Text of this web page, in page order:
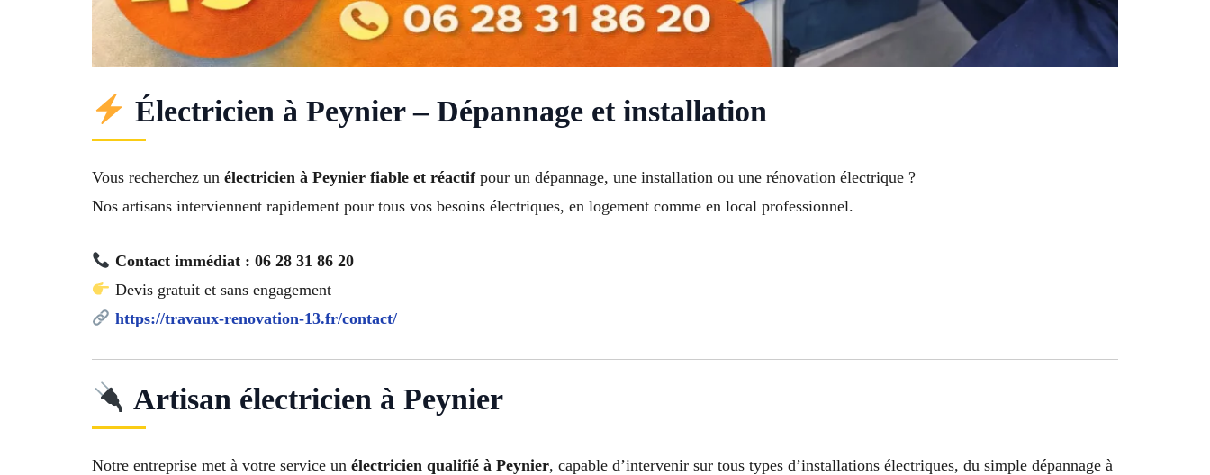
Électricien à Peynier – Dépannage et installation
Vous recherchez un électricien à Peynier fiable et réactifpour un dépannage, une installation ou une rénovation électrique ?
Nos artisans interviennent rapidement pour tous vos besoins électriques, en logement comme en local professionnel.
Contact immédiat : 06 28 31 86 20
Devis gratuit et sans engagement
https://travaux-renovation-13.fr/contact/
Artisan électricien à Peynier
Notre entreprise met à votre service un électricien qualifié à Peynier, capable d’intervenir sur tous types d’installations électriques, du simple dépannage à